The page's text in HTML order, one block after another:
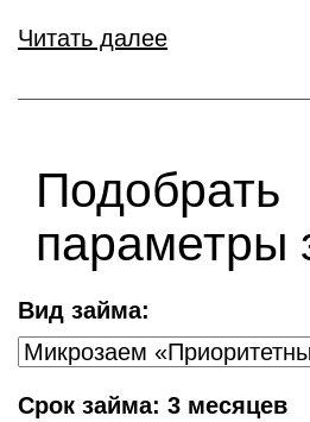
Читать далее
Подобрать
параметры
Вид займа:
Срок займа: 3 месяцев